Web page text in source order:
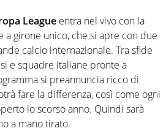
League entra nel vivo con la
a girone unico, che si apre con due
calcio internazionale. Tra sfide
e squadre italiane pronte a
si preannuncia ricco di
fare la differenza, così come ogni
lo scorso anno. Quindi sarà
a mano tirato.